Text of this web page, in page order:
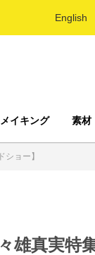
English
メイキング 素材
ョー】
雄真実特